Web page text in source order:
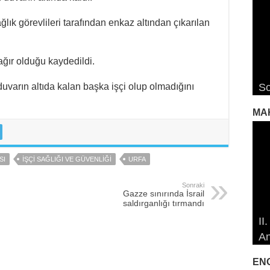
görevlileri tarafından enkaz altından çıkarılan
olduğu kaydedildi.
altıda kalan başka işçi olup olmadığını
IŞÇI SAĞLIĞI VE GÜVENLIĞI URFA
Sonraki
Gazze sınırında İsrail
saldırganlığı tırmandı
II.